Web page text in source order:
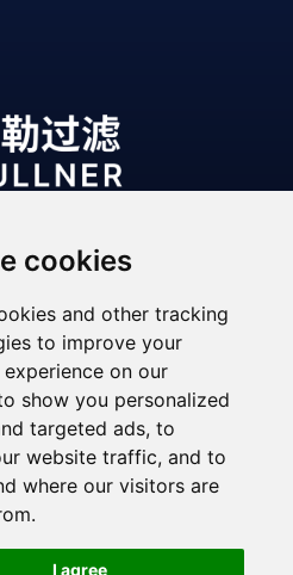
cookies
and other tracking
to improve your
on our
show you personalized
targeted ads, to
website traffic, and to
where our visitors are
I agree
fabrica y suministra
filtración con producción
modernos, equipos
expertos.
en Trustpilot
¿Necesita ayuda?